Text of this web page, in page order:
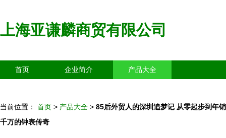
上海亚谦麟商贸有限公司
首页 企业简介 产品大全
当前位置： 首页 > 产品大全 > 85后外贸人的深圳追梦记 从零起步到年销
千万的钟表传奇